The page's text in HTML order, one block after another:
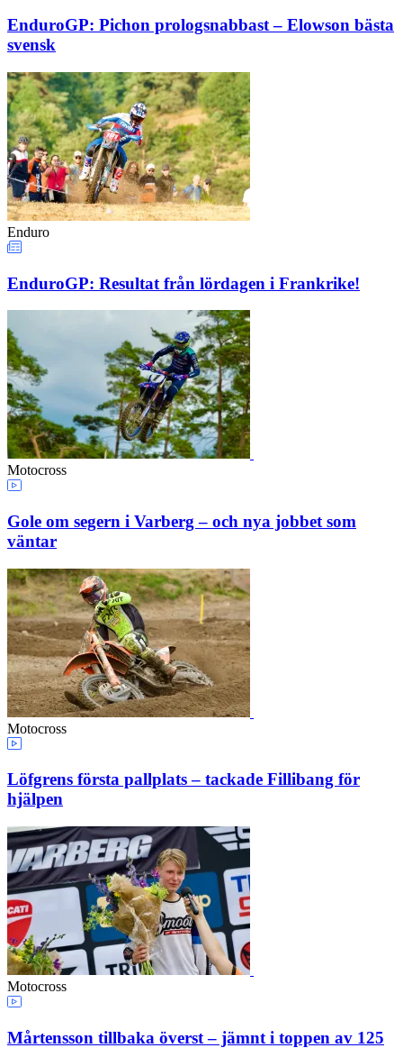
EnduroGP: Pichon prologsnabbast – Elowson bästa
svensk
Enduro
EnduroGP: Resultat från lördagen i Frankrike!
Motocross
Gole om segern i Varberg – och nya jobbet som
väntar
Motocross
Löfgrens första pallplats – tackade Fillibang för
hjälpen
Motocross
Mårtensson tillbaka överst – jämnt i toppen av 125